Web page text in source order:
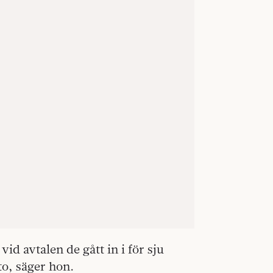
avtalen de gått in i för sju
säger hon.